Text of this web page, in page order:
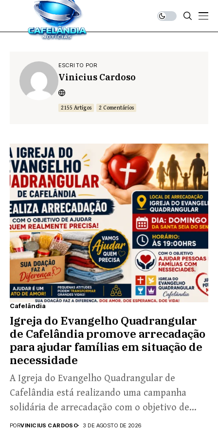
ESCRITO POR
Vinicius Cardoso
2155 Artigos 2 Comentários
Cafelândia
Igreja do Evangelho Quadrangular
de Cafelândia promove arrecadação
para ajudar famílias em situação de
necessidade
A Igreja do Evangelho Quadrangular de
Cafelândia está realizando uma campanha
solidária de arrecadação com o objetivo de
levar esperança e apoio às...
PORVINICIUS CARDOSO 3 DE AGOSTO DE 2026